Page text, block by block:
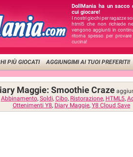
DollMania ha un sacco
cui giocare!
I nostri giochi per ragazze
html5 che non richiede
vengono aggiunti in
ritorna spesso per
cucina!
PIÙ GIOCATI AGGIUNGIMI AI TUOI PREFERITI!
Maggie: Smoothie Craze
Abbinamento, Soldi, Cibo, Ristorazione, HTML5,
Ottenimenti Y8, Diary Maggie, Y8 Cloud Save